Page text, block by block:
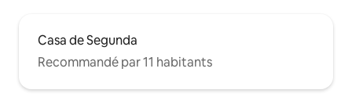
Casa de Segunda
Recommandé par 11 habitants